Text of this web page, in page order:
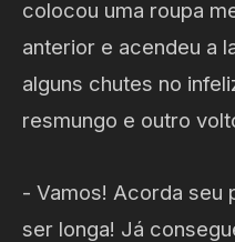
colocou uma roupa
anterior e acendeu a
alguns chutes no
resmungo e outro
- Vamos! Acorda seu
ser longa! Já